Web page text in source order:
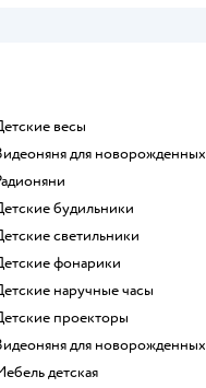
Детские весы
Видеоняня для новорожденных
Радионяни
Детские будильники
Детские светильники
Детские фонарики
Детские наручные часы
Детские проекторы
Видеоняня для новорожденных
Мебель детская